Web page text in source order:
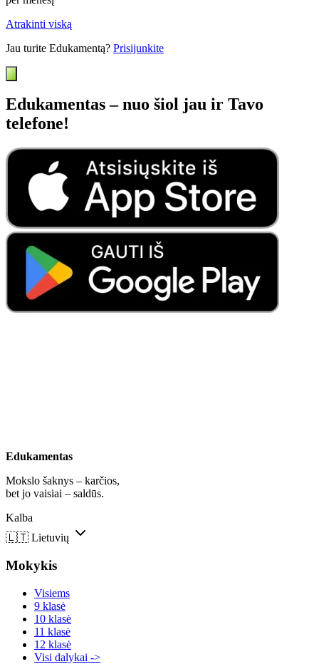
Atrakinti viską
Jau turite Edukamentą? Prisijunkite
Edukamentas – nuo šiol jau ir Tavo
telefone!
Edukamentas
Mokslo šaknys – karčios,
bet jo vaisiai – saldūs.
Kalba
🇱🇹 Lietuvių
Mokykis
Visiems
9 klasė
10 klasė
11 klasė
12 klasė
Visi dalykai ->